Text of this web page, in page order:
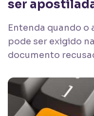
ser
Entenda quando
pode ser exigido
documento